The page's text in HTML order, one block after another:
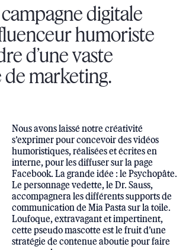
digitale
humoriste
d’une vaste
marketing.
Nous avons laissé notre créativité
s’exprimer pour concevoir des vidéos
humoristiques, réalisées et écrites en
interne, pour les diffuser sur la page
Facebook. La grande idée : le Psychopâte.
Le personnage vedette, le Dr. Sauss,
accompagnera les différents supports de
communication de Mia Pasta sur la toile.
Loufoque, extravagant et impertinent,
cette pseudo mascotte est le fruit d’une
stratégie de contenue aboutie pour faire